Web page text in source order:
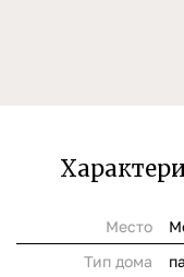
Место
Тип дома